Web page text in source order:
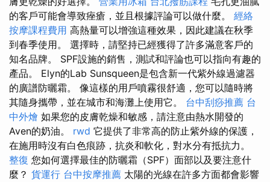
的客戶可能會導致痤瘡，並且根據評論可以做什麼。 經絡
按摩課程費用 高熱量可以增強這種效果，因此建議在秋季
到春季使用。 選擇時，請堅持已經獲得了許多滿意客戶的
知名品牌。 SPF設施的銷售，測試和評論也可以指向有趣的
產品。 Elyn的Lab Sunsqueen是包含新一代紫外線過濾器
的廣譜防曬霜。 像這樣的用戶噴霧很舒適，您可以隨時將
其隨身攜帶，並在城市和海灘上使用它。 台中刮痧推薦 台
中外燴 如果您的皮膚乾燥和敏感，請注意由熱水開發的
Aven的奶油。 rwd 它提供了非常高的防止紫外線的保護，
在施用時沒有白色痕跡，抗炎和軟化，對水分有抵抗力。
整復 您如何選擇最佳的防曬霜（SPF）面部以及要注意什
麼？ 貨運行 台中按摩推薦 太陽的光線在許多方面都會影響